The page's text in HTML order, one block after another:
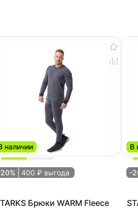
наличии
400 ₽ выгода
Брюки WARM Fleece
В
-